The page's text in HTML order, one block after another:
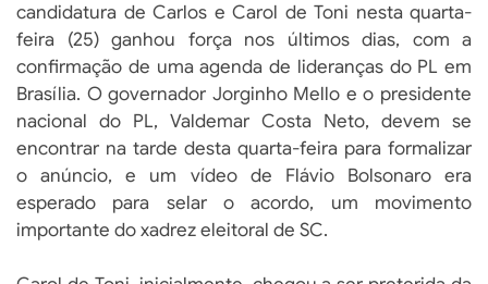
candidatura de Carlos e Carol de Toni nesta quarta-
feira (25) ganhou força nos últimos dias, com a
confirmação de uma agenda de lideranças do PL em
Brasília. O governador Jorginho Mello e o presidente
nacional do PL, Valdemar Costa Neto, devem se
encontrar na tarde desta quarta-feira para formalizar
o anúncio, e um vídeo de Flávio Bolsonaro era
esperado para selar o acordo, um movimento
importante do xadrez eleitoral de SC.